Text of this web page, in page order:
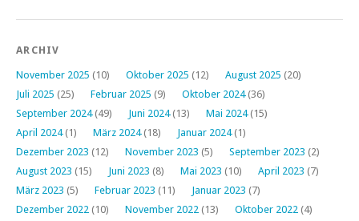
ARCHIV
November 2025 (10) Oktober 2025 (12) August 2025 (20)
Juli 2025 (25) Februar 2025 (9) Oktober 2024(36)
September 2024(49) Juni 2024(13) Mai 2024(15)
April 2024(1) März 2024(18) Januar 2024(1)
Dezember 2023 (12) November 2023 (5) September 2023 (2)
August 2023 (15) Juni 2023 (8) Mai 2023 (10) April 2023 (7)
März 2023 (5) Februar 2023 (11) Januar 2023 (7)
Dezember 2022 (10) November 2022 (13) Oktober 2022 (4)